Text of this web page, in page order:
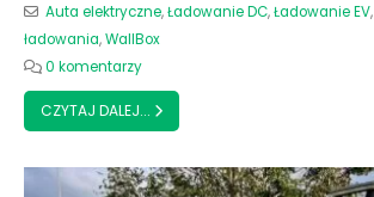
Auta elektryczne,Ładowanie DC,Ładowanie EV,
ładowania,WallBox
0 komentarzy
CZYTAJ DALEJ...